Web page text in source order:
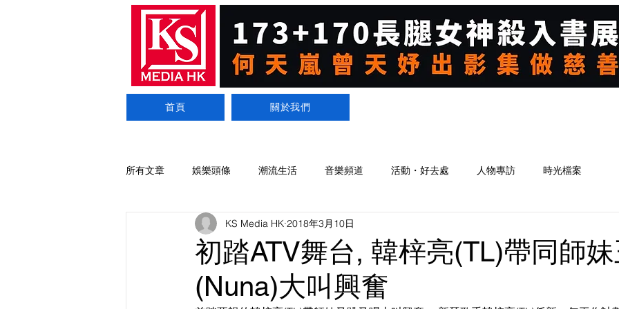
首頁 關於我們
所有文章 娛樂頭條 潮流生活 音樂頻道 活動・好去處 人物專訪 時光檔案
初踏ATV舞台, 韓梓亮(TL)帶同師
(Nuna)大叫興奮
KS Media HK 2018年3月10日